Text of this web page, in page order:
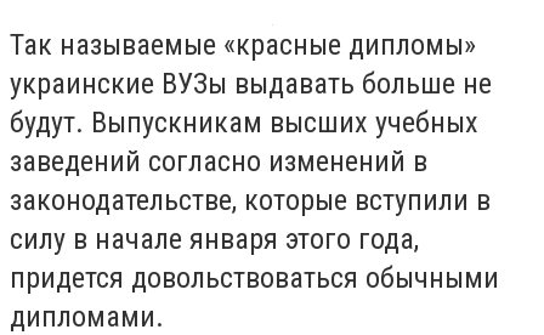
Так называемые «красные дипломы»
украинские ВУЗы выдавать больше не
будут. Выпускникам высших учебных
заведений согласно изменений в
законодательстве, которые вступили в
силу в начале января этого года,
придется довольствоваться обычными
дипломами.